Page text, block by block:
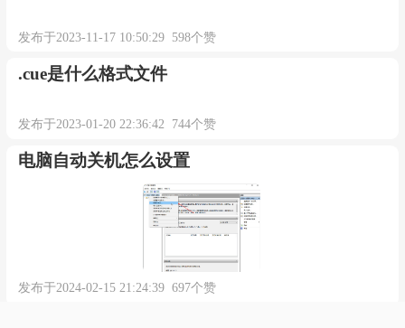
发布于2023-11-17 10:50:29 598个赞
.cue是什么格式文件
发布于2023-01-20 22:36:42 744个赞
电脑自动关机怎么设置
发布于2024-02-15 21:24:39 697个赞